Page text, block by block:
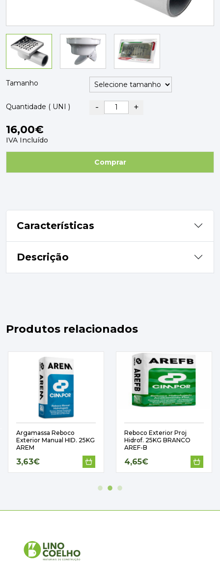
DYRUP
SKIL
Tamanho
Quantidade ( UNI ) - +
16,00€
IVA Incluído
Comprar
Características
Descrição
Produtos relacionados
Argamassa Reboco
Exterior Manual HID. 25KG
AREM
3,63€
Reboco Exterior Proj
Hidrof. 25KG BRANCO
AREF-B
4,65€